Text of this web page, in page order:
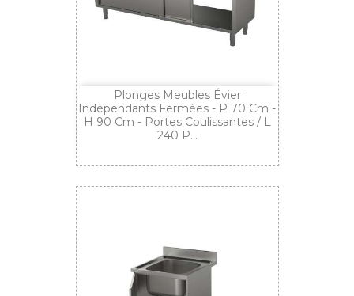
Plonges Meubles Évier
Indépendants Fermées - P 70 Cm -
H 90 Cm - Portes Coulissantes / L
240 P...